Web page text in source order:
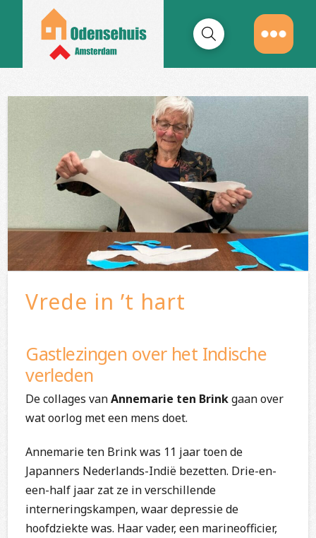
Vrede in ’t hart
Gastlezingen over het Indische
verleden
De collages vanAnnemarie ten Brinkgaan over
wat oorlog met een mens doet.
Annemarie ten Brink was 11 jaar toen de
Japanners Nederlands-Indië bezetten. Drie-en-
een-half jaar zat ze in verschillende
interneringskampen, waar depressie de
hoofdziekte was. Haar vader, een marineofficier,